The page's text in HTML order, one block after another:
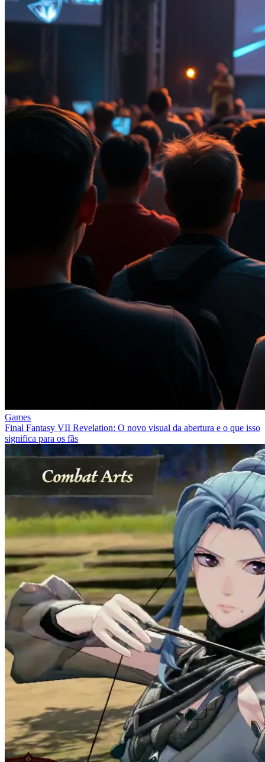
Games
Final Fantasy VII Revelation: O novo visual da abertura e o que isso
significa para os fãs